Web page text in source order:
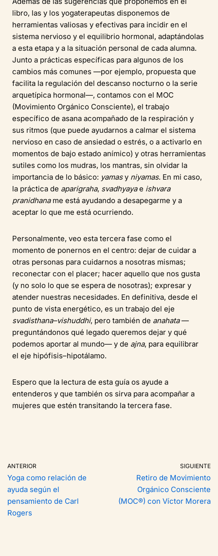
libro, las y los yogaterapeutas disponemos de
herramientas valiosas y efectivas para incidir en el
sistema nervioso y el equilibrio hormonal, adaptándolas
a esta etapa y a la situación personal de cada alumna.
Junto a prácticas específicas para algunos de los
cambios más comunes —por ejemplo, propuesta que
facilita la regulación del descanso nocturno o la serie
arquetípica hormonal—, contamos con el MOC
(Movimiento Orgánico Consciente), el trabajo
específico de asana acompañado de la respiración y
sus ritmos (que puede ayudarnos a calmar el sistema
nervioso en caso de ansiedad o estrés, o a activarlo en
momentos de bajo estado anímico) y otras herramientas
sutiles como los mudras, los mantras, sin olvidar la
importancia de lo básico: yamasy niyamas. En mi caso,
la práctica de aparigraha, svadhyayae ishvara
pranidhaname está ayudando a desapegarme y a
aceptar lo que me está ocurriendo.
Personalmente, veo esta tercera fase como el
momento de ponernos en el centro: dejar de cuidar a
otras personas para cuidarnos a nosotras mismas;
reconectar con el placer; hacer aquello que nos gusta
(y no solo lo que se espera de nosotras); expresar y
atender nuestras necesidades. En definitiva, desde el
punto de vista energético, es un trabajo del eje
svadisthana–vishuddhi, pero también de anahata—
preguntándonos qué legado queremos dejar y qué
podemos aportar al mundo— y de ajna, para equilibrar
el eje hipófisis–hipotálamo.
Espero que la lectura de esta guía os ayude a
entenderos y que también os sirva para acompañar a
mujeres que estén transitando la tercera fase.
ANTERIOR
Yoga como relación de
ayuda según el
pensamiento de Carl
Rogers
SIGUIENTE
Retiro de Movimiento
Orgánico Consciente
(MOC®) con Víctor Morera